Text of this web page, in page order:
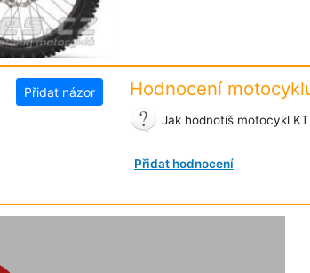
Přidat názor Hodnocení
Jak hodnotíš motocykl
Přidat hodnocení